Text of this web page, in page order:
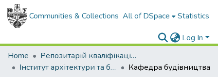
Communities & Collections All of DSpace Statistics
Log In
Home
Репозитарій кваліфікаційних робіт здобувачів вищої освіти
Інститут архітектури та будівництва "ІФНТУНГ-ДонНАБА"
Кафедра будівництва